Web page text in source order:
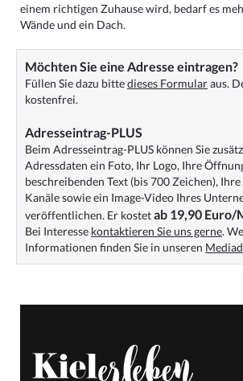
einem richtigen Zuhause wird, bedarf es
Wände und ein Dach.
Möchten Sie eine Adresse eintragen?
Füllen Sie dazu bittedieses Formularaus.
kostenfrei.
Adresseintrag-PLUS
Beim Adresseintrag-PLUS können Sie
Adressdaten ein Foto, Ihr Logo, Ihre
beschreibenden Text (bis 700 Zeichen),
Kanäle sowie ein Image-Video Ihres
veröffentlichen. Er kostetab 19,90 Euro/
Bei Interesse kontaktieren Sie uns gerne.
Informationen finden Sie in unseren